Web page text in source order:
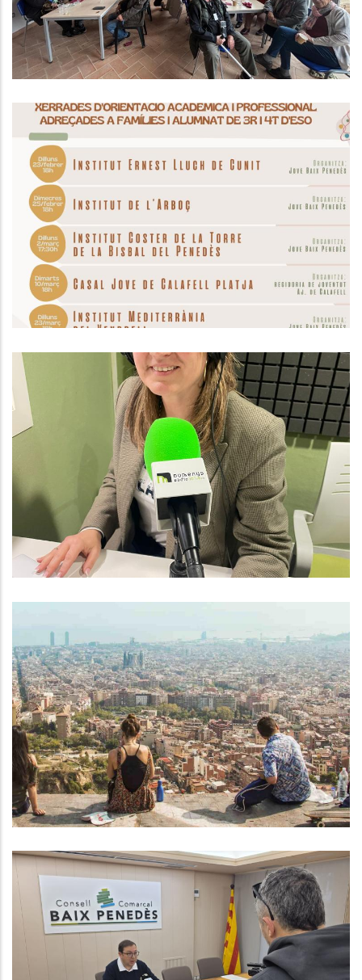
ORIENTACIÓ ACADÈMICA JBP I OJBP
2026
Educació, Joventut
Baix Penedès Al Dia Amb
Montserrat Ventosa
Altres
OPORTUNITAT PER A JOVES
TALENTS DE LA COMARCA
Educació,Joventut
El Consell Comarcal Del Baix
Penedès Presenta Una Nova
Edició Del Programa Consolida’t
Després D’un Balanç Molt Positiu